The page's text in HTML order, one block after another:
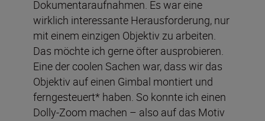
Dokumentaraufnahmen. Es war eine
wirklich interessante Herausforderung, nur
mit einem einzigen Objektiv zu arbeiten.
Das möchte ich gerne öfter ausprobieren.
Eine der coolen Sachen war, dass wir das
Objektiv auf einen Gimbal montiert und
ferngesteuert* haben. So konnte ich einen
Dolly-Zoom machen – also auf das Motiv